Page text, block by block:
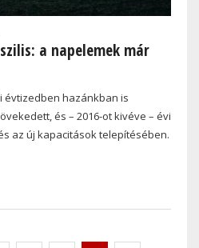
a napelemek már
évtizedben hazánkban is
és – 2016-ot kivéve – évi
az új kapacitások telepítésében.